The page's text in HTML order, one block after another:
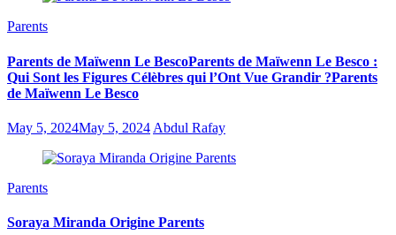
Parents
Parents de Maïwenn Le BescoParents de Maïwenn Le Besco :
Qui Sont les Figures Célèbres qui l’Ont Vue Grandir ?Parents
de Maïwenn Le Besco
May 5, 2024May 5, 2024 Abdul Rafay
Parents
Soraya Miranda Origine Parents